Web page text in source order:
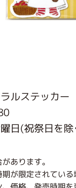
ルステッカー
日(祝祭日を
あります。
が限定されてい
部